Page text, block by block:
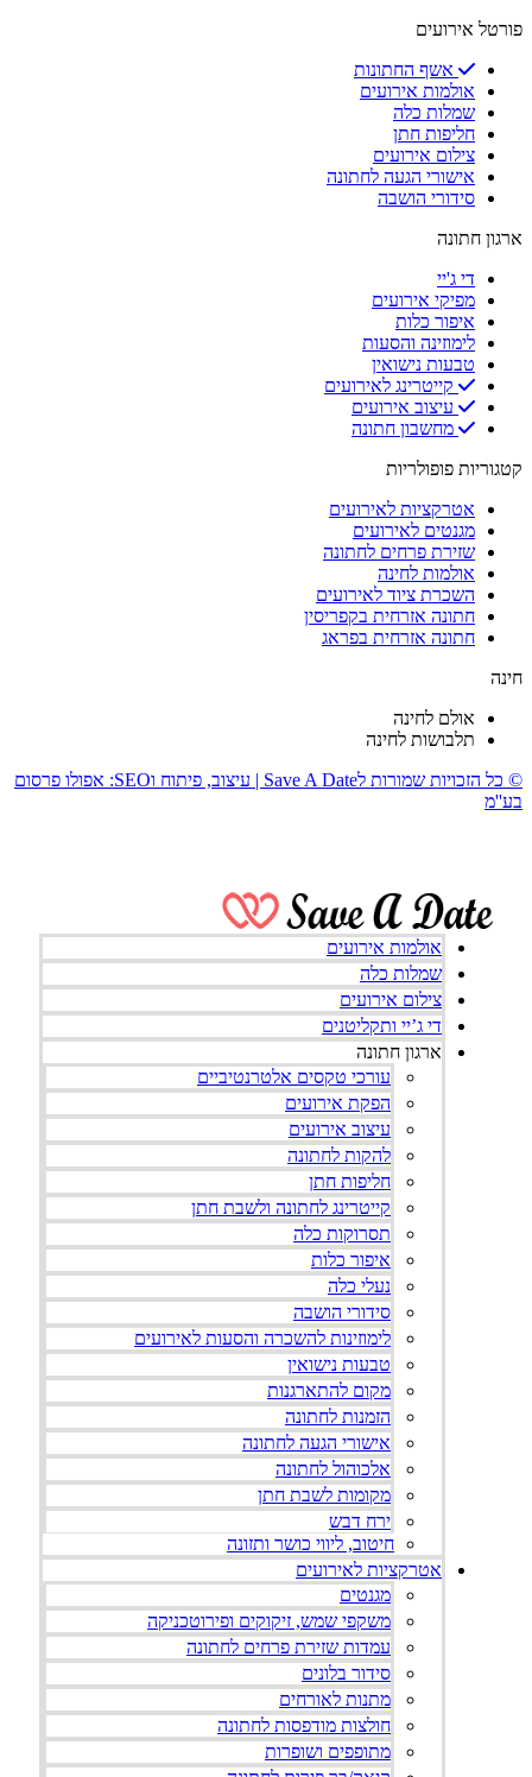
פורטל אירועים
אשף החתונות
אולמות אירועים
שמלות כלה
חליפות חתן
צילום אירועים
אישורי הגעה לחתונה
סידורי הושבה
ארגון חתונה
די ג'יי
מפיקי אירועים
איפור כלות
לימוזינה והסעות
טבעות נישואין
קייטרינג לאירועים
עיצוב אירועים
מחשבון חתונה
קטגוריות פופולריות
אטרקציות לאירועים
מגנטים לאירועים
שזירת פרחים לחתונה
אולמות לחינה
השכרת ציוד לאירועים
חתונה אזרחית בקפריסין
חתונה אזרחית בפראג
חינה
אולם לחינה
תלבושות לחינה
© כל הזכויות שמורות לSave A Date | עיצוב, פיתוח וSEO: אפולו פרסום
בע''מ
אולמות אירועים
שמלות כלה
צילום אירועים
די ג’יי ותקליטנים
ארגון חתונה
עורכי טקסים אלטרנטיביים
הפקת אירועים
עיצוב אירועים
להקות לחתונה
חליפות חתן
קייטרינג לחתונה ולשבת חתן
תסרוקות כלה
איפור כלות
נעלי כלה
סידורי הושבה
לימוזינות להשכרה והסעות לאירועים
טבעות נישואין
מקום להתארגנות
הזמנות לחתונה
אישורי הגעה לחתונה
אלכוהול לחתונה
מקומות לשבת חתן
ירח דבש
חיטוב, ליווי כושר ותזונה
אטרקציות לאירועים
מגנטים
משקפי שמש, זיקוקים ופירוטכניקה
עמדות שזירת פרחים לחתונה
סידור בלונים
מתנות לאורחים
חולצות מודפסות לחתונה
מתופפים ושופרות